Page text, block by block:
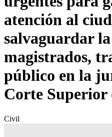
atención al
salvaguardar
magistrados,
público en la
Corte Superior
Civil